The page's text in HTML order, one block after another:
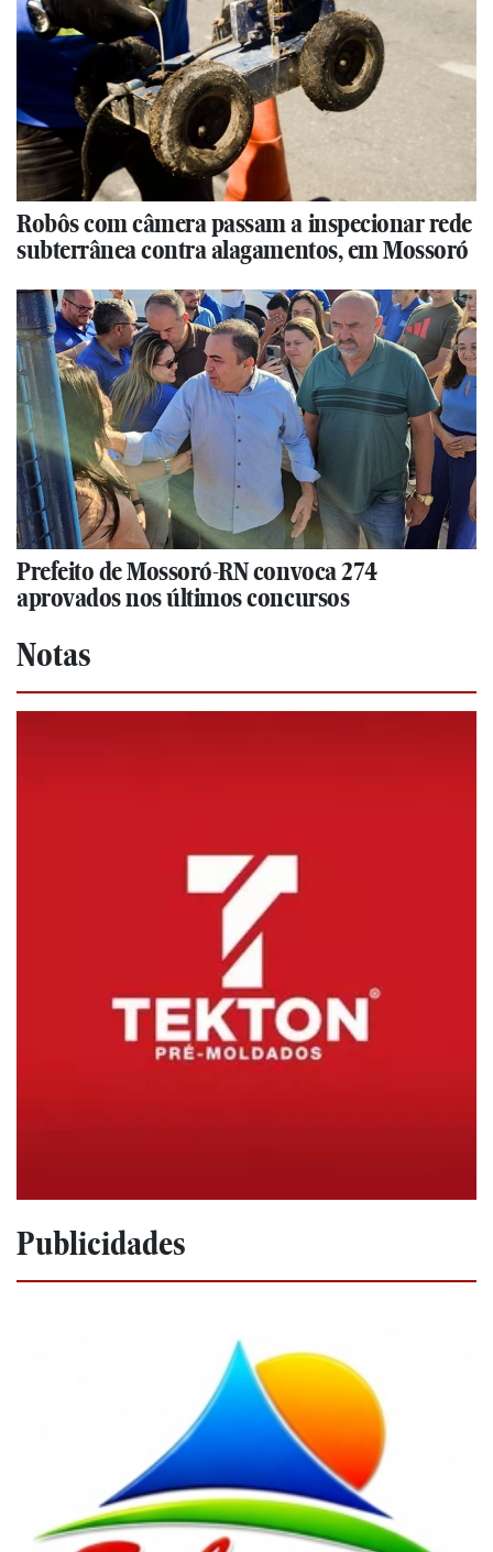
Robôs com câmera passam a inspecionar rede
subterrânea contra alagamentos, em Mossoró
Prefeito de Mossoró-RN convoca 274
aprovados nos últimos concursos
Notas
Publicidades